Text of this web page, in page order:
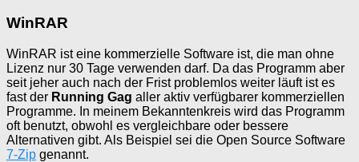
WinRAR
WinRAR ist eine kommerzielle Software ist, die man ohne
Lizenz nur 30 Tage verwenden darf. Da das Programm aber
seit jeher auch nach der Frist problemlos weiter läuft ist es
fast der Running Gag aller aktiv verfügbarer kommerziellen
Programme. In meinem Bekanntenkreis wird das Programm
oft benutzt, obwohl es vergleichbare oder bessere
Alternativen gibt. Als Beispiel sei die Open Source Software
7-Zip genannt.